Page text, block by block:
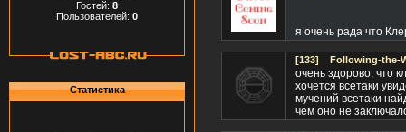
Гостей: 8
Пользователей: 0
Статистика
я очень рада что
[133] Following-the-
очень здорово, что
хочется всетаки
мучений всетаки
чем оно не